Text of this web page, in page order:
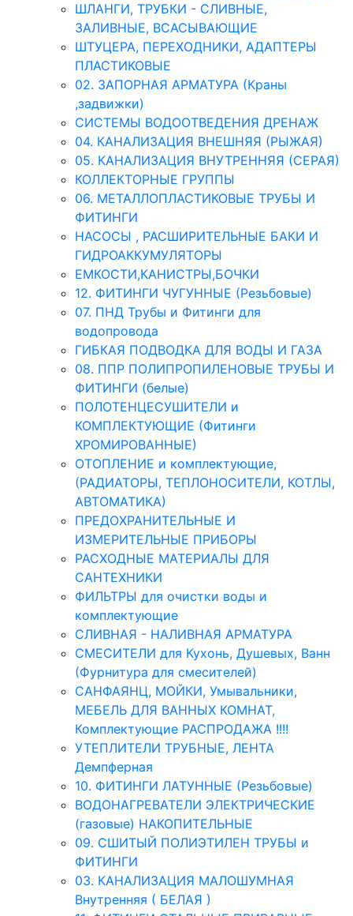
ШЛАНГИ, ТРУБКИ - СЛИВНЫЕ,
ЗАЛИВНЫЕ, ВСАСЫВАЮЩИЕ
ШТУЦЕРА, ПЕРЕХОДНИКИ, АДАПТЕРЫ
ПЛАСТИКОВЫЕ
02. ЗАПОРНАЯ АРМАТУРА (Краны
,задвижки)
СИСТЕМЫ ВОДООТВЕДЕНИЯ ДРЕНАЖ
04. КАНАЛИЗАЦИЯ ВНЕШНЯЯ (РЫЖАЯ)
05. КАНАЛИЗАЦИЯ ВНУТРЕННЯЯ (СЕРАЯ)
КОЛЛЕКТОРНЫЕ ГРУППЫ
06. МЕТАЛЛОПЛАСТИКОВЫЕ ТРУБЫ И
ФИТИНГИ
НАСОСЫ , РАСШИРИТЕЛЬНЫЕ БАКИ И
ГИДРОАККУМУЛЯТОРЫ
ЕМКОСТИ,КАНИСТРЫ,БОЧКИ
12. ФИТИНГИ ЧУГУННЫЕ (Резьбовые)
07. ПНД Трубы и Фитинги для
водопровода
ГИБКАЯ ПОДВОДКА ДЛЯ ВОДЫ И ГАЗА
08. ППР ПОЛИПРОПИЛЕНОВЫЕ ТРУБЫ И
ФИТИНГИ (белые)
ПОЛОТЕНЦЕСУШИТЕЛИ и
КОМПЛЕКТУЮЩИЕ (Фитинги
ХРОМИРОВАННЫЕ)
ОТОПЛЕНИЕ и комплектующие,
(РАДИАТОРЫ, ТЕПЛОНОСИТЕЛИ, КОТЛЫ,
АВТОМАТИКА)
ПРЕДОХРАНИТЕЛЬНЫЕ И
ИЗМЕРИТЕЛЬНЫЕ ПРИБОРЫ
РАСХОДНЫЕ МАТЕРИАЛЫ ДЛЯ
САНТЕХНИКИ
ФИЛЬТРЫ для очистки воды и
комплектующие
СЛИВНАЯ - НАЛИВНАЯ АРМАТУРА
СМЕСИТЕЛИ для Кухонь, Душевых, Ванн
(Фурнитура для смесителей)
САНФАЯНЦ, МОЙКИ, Умывальники,
МЕБЕЛЬ ДЛЯ ВАННЫХ КОМНАТ,
Комплектующие РАСПРОДАЖА !!!!
УТЕПЛИТЕЛИ ТРУБНЫЕ, ЛЕНТА
Демпферная
10. ФИТИНГИ ЛАТУННЫЕ (Резьбовые)
ВОДОНАГРЕВАТЕЛИ ЭЛЕКТРИЧЕСКИЕ
(газовые) НАКОПИТЕЛЬНЫЕ
09. СШИТЫЙ ПОЛИЭТИЛЕН ТРУБЫ и
ФИТИНГИ
03. КАНАЛИЗАЦИЯ МАЛОШУМНАЯ
Внутренняя ( БЕЛАЯ )